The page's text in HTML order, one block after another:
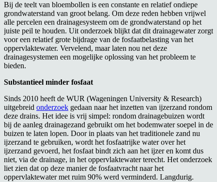
Bij de teelt van bloembollen is een constante en relatief ondiepe
grondwaterstand van groot belang. Om deze reden hebben vrijwel
alle percelen een drainagesysteem om de grondwaterstand op het
juiste peil te houden. Uit onderzoek blijkt dat dit drainagewater zorgt
voor een relatief grote bijdrage van de fosfaatbelasting van het
oppervlaktewater. Vervelend, maar laten nou net deze
drainagesystemen een mogelijke oplossing van het probleem te
bieden.
Substantieel minder fosfaat
Sinds 2010 heeft de WUR (Wageningen University & Research)
uitgebreid onderzoek gedaan naar het inzetten van ijzerzand rondom
deze drains. Het idee is vrij simpel: rondom drainagebuizen wordt
bij de aanleg drainagezand gebruikt om het bodemwater soepel in de
buizen te laten lopen. Door in plaats van het traditionele zand nu
ijzerzand te gebruiken, wordt het fosfaatrijke water over het
ijzerzand gevoerd, het fosfaat bindt zich aan het ijzer en komt dus
niet, via de drainage, in het oppervlaktewater terecht. Het onderzoek
liet zien dat op deze manier de fosfaatvracht naar het
oppervlaktewater met ruim 90% werd verminderd. Langdurig.